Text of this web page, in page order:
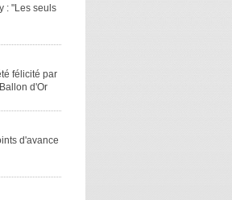
: "Les seuls
félicité par
d'Or
d'avance